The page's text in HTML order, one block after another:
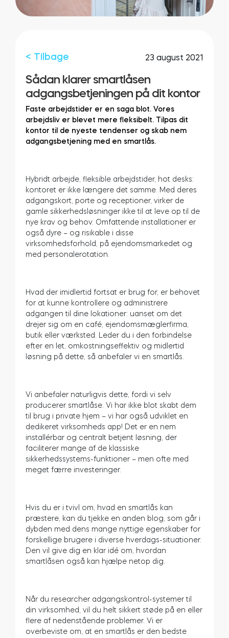
Tilbehør
Tedee Bridge
Door Sensor
Cylindere
Adaptere
Hjem adgang
Tedee Keypad PRO
Tedee Biometric Module
Tedee GO2
< Tilbage 23 august 2021
Sådan klarer smartlåsen
adgangsbetjeningen på dit kontor
Faste arbejdstider er en saga blot. Vores
arbejdsliv er blevet mere fleksibelt. Tilpas dit
kontor til de nyeste tendenser og skab nem
adgangsbetjening med en smartlås.
Hybridt arbejde, fleksible arbejdstider, hot desks:
kontoret er ikke længere det samme. Med deres
adgangskort, porte og receptioner, virker de
gamle sikkerhedsløsninger ikke til at leve op til de
nye krav og behov. Omfattende installationer er
også dyre – og risikable i disse
virksomhedsforhold, på ejendomsmarkedet og
med personalerotation.
Hvad der imidlertid fortsat er brug for, er behovet
for at kunne kontrollere og administrere
adgangen til dine lokationer: uanset om det
drejer sig om en café, ejendomsmæglerfirma,
butik eller værksted. Leder du i den forbindelse
efter en let, omkostningseffektiv og midlertid
løsning på dette, så anbefaler vi en smartlås.
Vi anbefaler naturligvis dette, fordi vi selv
producerer smartlåse. Vi har ikke blot skabt dem
til brug i private hjem – vi har også udviklet en
dedikeret virksomheds app! Det er en nem
installérbar og centralt betjent løsning, der
faciliterer mange af de klassiske
sikkerhedssystems-funktioner – men ofte med
meget færre investeringer.
Hvis du er i tvivl om, hvad en smartlås kan
præstere, kan du tjekke en anden blog, som går i
dybden med dens mange nyttige egenskaber for
forskellige brugere i diverse hverdags-situationer.
Den vil give dig en klar idé om, hvordan
smartlåsen også kan hjælpe netop dig.
Når du researcher adgangskontrol-systemer til
din virksomhed, vil du helt sikkert støde på en eller
flere af nedenstående problemer. Vi er
overbeviste om, at en smartlås er den bedste